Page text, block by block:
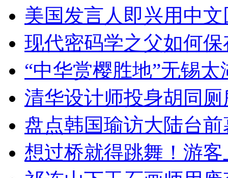
美国发言人即兴用中
现代密码学之父如何
“中华赏樱胜地”无锡
清华设计师投身胡同
盘点韩国瑜访大陆台
想过桥就得跳舞！游客